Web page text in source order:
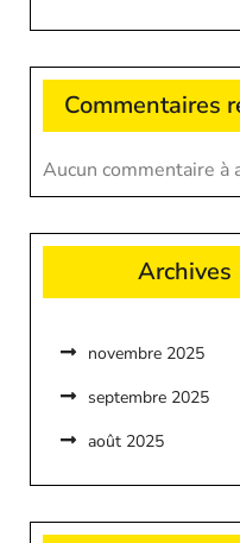
Commentaires
Aucun commentaire à
Archives
novembre 2025
septembre 2025
août 2025